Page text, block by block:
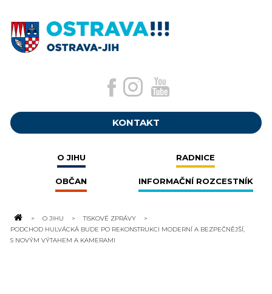
KONTAKT
O JIHU RADNICE
OBČAN INFORMAČNÍ ROZCESTNÍK
O JIHU
TISKOVÉ ZPRÁVY
PODCHOD HULVÁCKÁ BUDE PO REKONSTRUKCI MODERNÍ A BEZPEČNĚJŠÍ,
S NOVÝM VÝTAHEM A KAMERAMI